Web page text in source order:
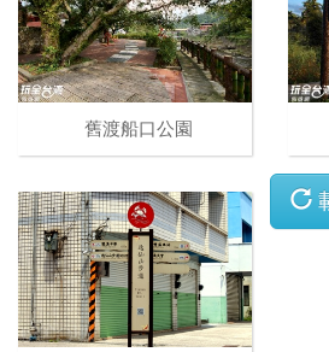
舊渡船口公園